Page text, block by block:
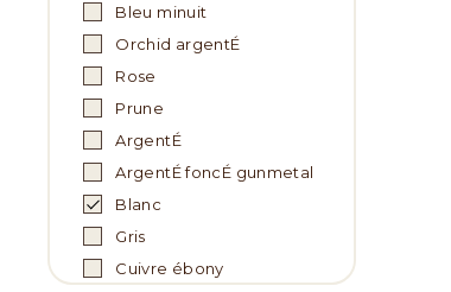
Bleu minuit
Orchid argentÉ
Rose
Prune
ArgentÉ
ArgentÉ foncÉ gunmetal
Blanc
Gris
Cuivre ébony